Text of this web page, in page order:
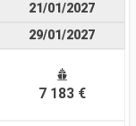
21/01/2027
29/01/2027
7 183 €